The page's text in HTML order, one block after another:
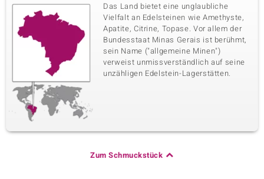
Das Land bietet eine unglaubliche
Vielfalt an Edelsteinen wie Amethyste,
Apatite, Citrine, Topase. Vor allem der
Bundesstaat Minas Gerais ist berühmt,
sein Name ("allgemeine Minen")
verweist unmissverständlich auf seine
unzähligen Edelstein-Lagerstätten.
Zum Schmuckstück